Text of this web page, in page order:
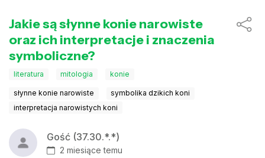
Jakie są słynne konie narowiste
oraz ich interpretacje i znaczenia
symboliczne?
literatura mitologia konie
słynne konie narowiste
symbolika dzikich koni
interpretacja narowistych koni
Gość (37.30.*.*)
2 miesiące temu